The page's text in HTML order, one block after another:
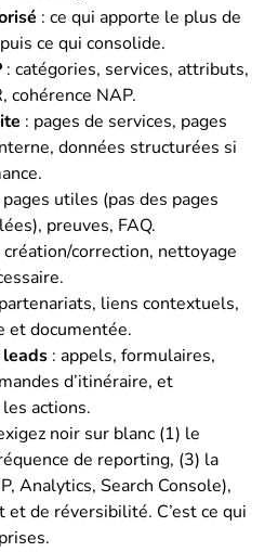
: ce qui apporte le plus de
ce qui consolide.
: catégories, services, attributs,
cohérence NAP.
: pages de services, pages
données structurées si
pages utiles (pas des pages
preuves, FAQ.
création/correction, nettoyage
liens contextuels,
et documentée.
: appels, formulaires,
d’itinéraire, et
actions.
noir sur blanc (1) le
de reporting, (3) la
Analytics, Search Console),
et de réversibilité. C’est ce qui